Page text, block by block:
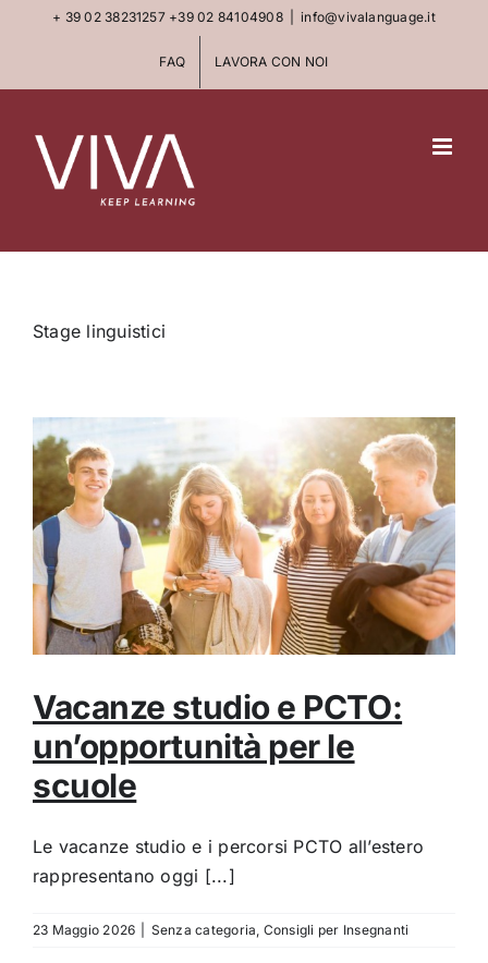
+ 39 02 38231257 +39 02 84104908 info@vivalanguage.it
FAQ LAVORA CON NOI
Stage linguistici
Vacanze studio e PCTO:
un’opportunità per le
scuole
Le vacanze studio e i percorsi PCTO all’estero
rappresentano oggi [...]
23 Maggio 2026 Senza categoria, Consigli per Insegnanti